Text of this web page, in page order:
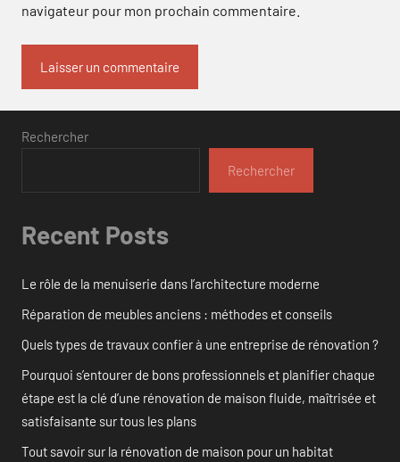
navigateur pour mon prochain commentaire.
Rechercher
Rechercher
Recent Posts
Le rôle de la menuiserie dans l’architecture moderne
Réparation de meubles anciens : méthodes et conseils
Quels types de travaux confier à une entreprise de rénovation ?
Pourquoi s’entourer de bons professionnels et planifier chaque
étape est la clé d’une rénovation de maison fluide, maîtrisée et
satisfaisante sur tous les plans
Tout savoir sur la rénovation de maison pour un habitat